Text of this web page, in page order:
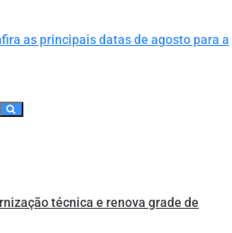
as principais datas de agosto para a
técnica e renova grade de